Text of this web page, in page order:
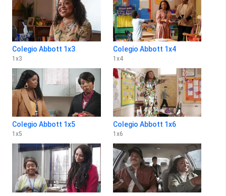
Colegio Abbott 1x3
1 x3
Colegio Abbott 1x4
1 x4
Colegio Abbott 1x5
1 x5
Colegio Abbott 1x6
1 x6